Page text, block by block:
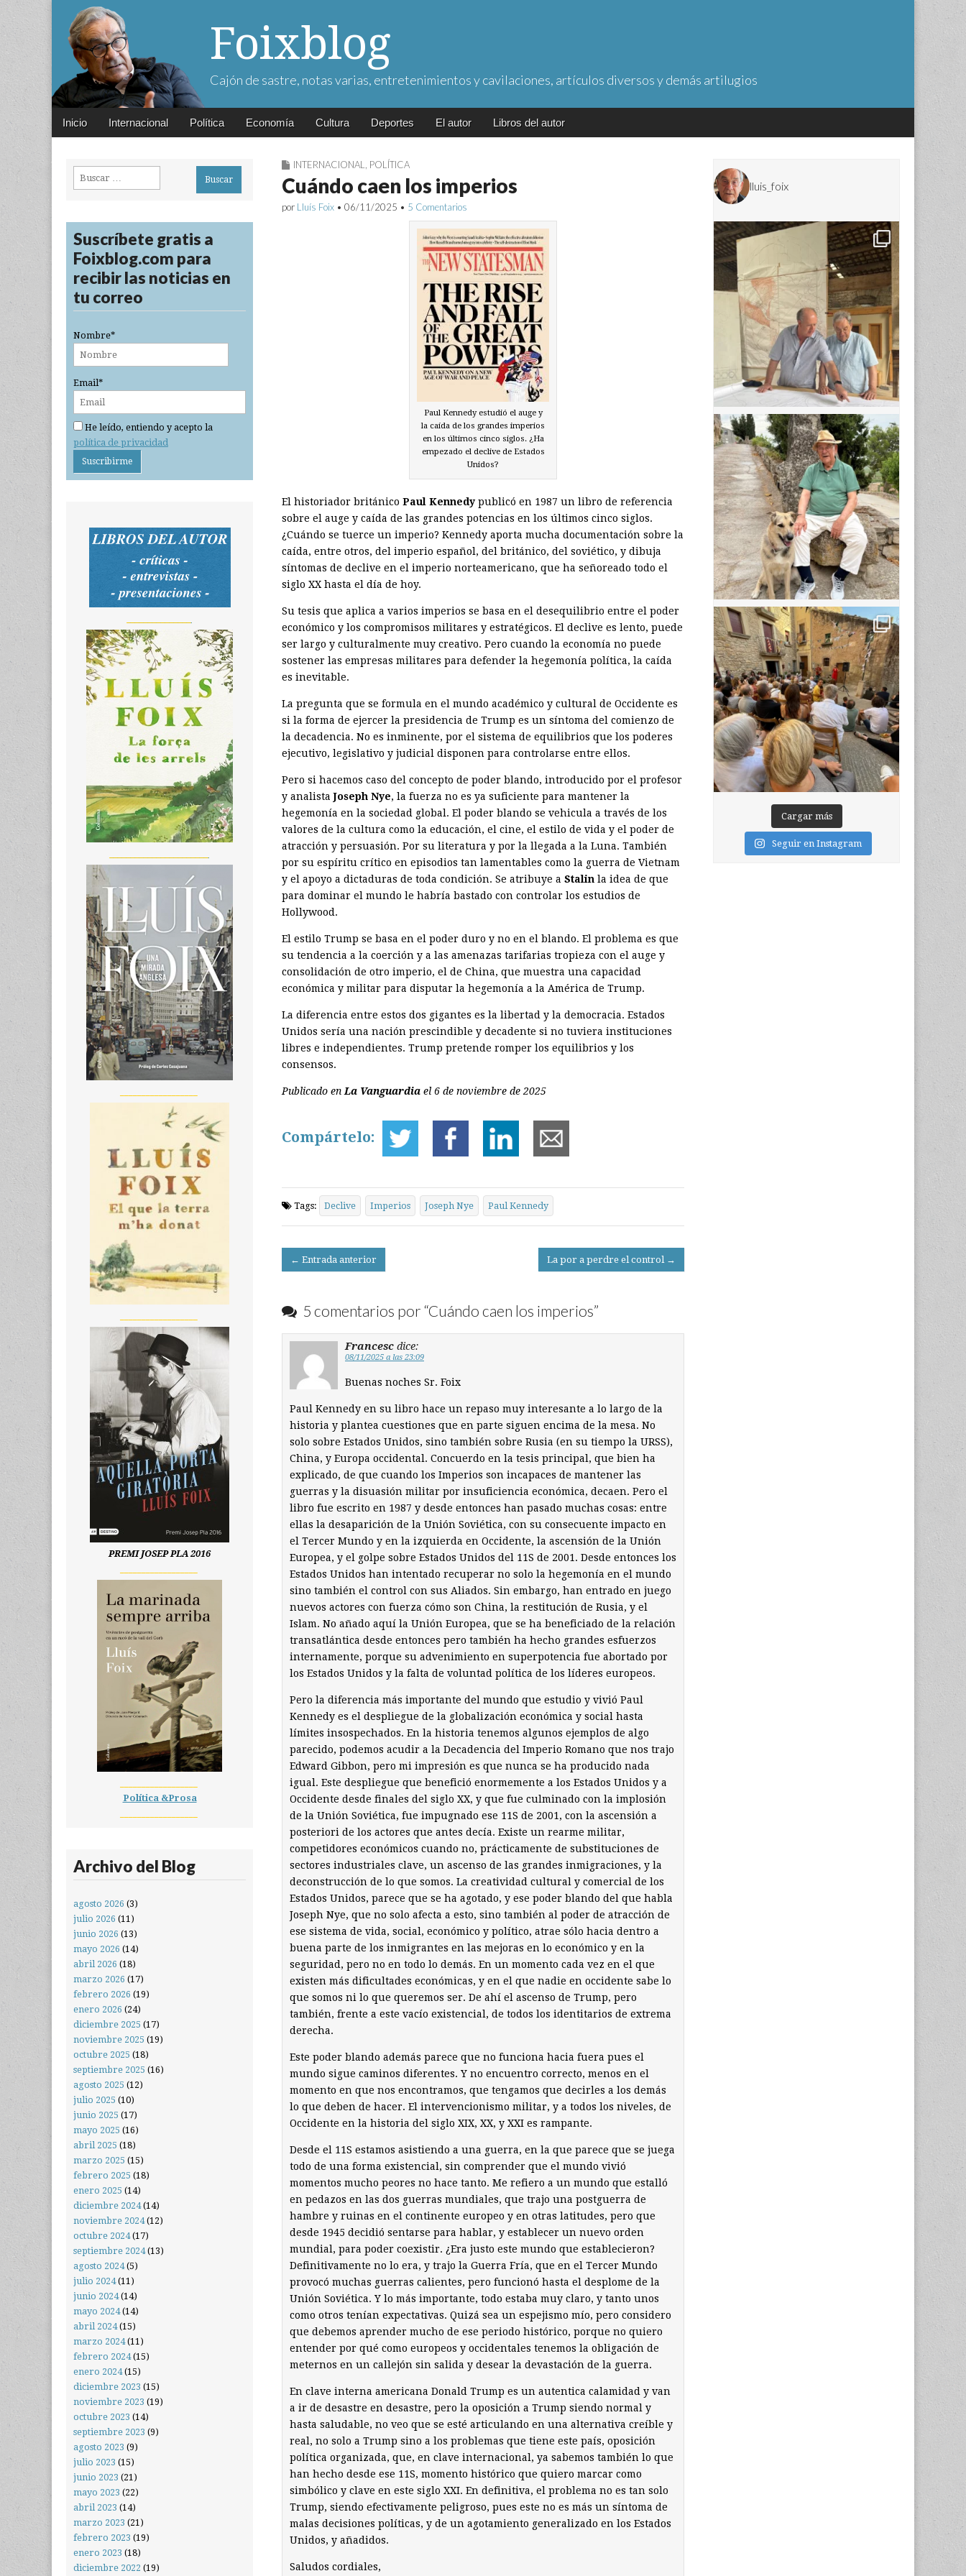
Foixblog
Cajón de sastre, notas varias, entretenimientos y cavilaciones, artículos diversos y demás artilugios
Main
Skip
Inicio Internacional Política Economía Cultura Deportes El autor Libros del autor
INTERNACIONAL POLÍTICA
Cuándo caen los imperios
por Lluís Foix • 06/11/2025 • 5 Comentarios
Paul Kennedy estudió el auge y
la caída de los grandes imperios
en los últimos cinco siglos. ¿Ha
empezado el declive de Estados
Unidos?
El historiador británico Paul Kennedypublicó en 1987 un libro de referencia
sobre el auge y caída de las grandes potencias en los últimos cinco siglos.
¿Cuándo se tuerce un imperio? Kennedy aporta mucha documentación sobre la
caída, entre otros, del imperio español, del británico, del soviético, y dibuja
síntomas de declive en el imperio norteamericano, que ha señoreado todo el
siglo XX hasta el día de hoy.
Su tesis que aplica a varios imperios se basa en el desequilibrio entre el poder
económico y los compromisos militares y estratégicos. El declive es lento, puede
ser largo y culturalmente muy creativo. Pero cuando la economía no puede
sostener las empresas militares para defender la hegemonía política, la caída
es inevitable.
La pregunta que se formula en el mundo académico y cultural de Occidente es
si la forma de ejercer la presidencia de Trump es un síntoma del comienzo de
la decadencia. No es inminente, por el sistema de equilibrios que los poderes
ejecutivo, legislativo y judicial disponen para controlarse entre ellos.
Pero si hacemos caso del concepto de poder blando, introducido por el profesor
y analistaJoseph Nye, la fuerza no es ya suficiente para mantener la
hegemonía en la sociedad global. El poder blando se vehicula a través de los
valores de la cultura como la educación, el cine, el estilo de vida y el poder de
atracción y persuasión. Por su literatura y por la llegada a la Luna. También
por su espíritu crítico en episodios tan lamentables como la guerra de Vietnam
y el apoyo a dictaduras de toda condición. Se atribuye a Stalin la idea de que
para dominar el mundo le habría bastado con controlar los estudios de
Hollywood.
El estilo Trump se basa en el poder duro y no en el blando. El problema es que
su tendencia a la coerción y a las amenazas tarifarias tropieza con el auge y
consolidación de otro imperio, el de China, que muestra una capacidad
económica y militar para disputar la hegemonía a la América de Trump.
La diferencia entre estos dos gigantes es la libertad y la democracia. Estados
Unidos sería una nación prescindible y decadente si no tuviera instituciones
libres e independientes. Trump pretende romper los equilibrios y los
consensos.
Publicado en La Vanguardia el 6 de noviembre de 2025
Compártelo:
Tags: Declive Imperios Joseph Nye Paul Kennedy
Post
navigation
← Entrada anterior La por a perdre el control →
5 comentarios por “Cuándo caen los imperios”
Francesc dice:
08/11/2025 a las 23:09
Buenas noches Sr. Foix
Paul Kennedy en su libro hace un repaso muy interesante a lo largo de la
historia y plantea cuestiones que en parte siguen encima de la mesa. No
solo sobre Estados Unidos, sino también sobre Rusia (en su tiempo la URSS),
China, y Europa occidental. Concuerdo en la tesis principal, que bien ha
explicado, de que cuando los Imperios son incapaces de mantener las
guerras y la disuasión militar por insuficiencia económica, decaen. Pero el
libro fue escrito en 1987 y desde entonces han pasado muchas cosas: entre
ellas la desaparición de la Unión Soviética, con su consecuente impacto en
el Tercer Mundo y en la izquierda en Occidente, la ascensión de la Unión
Europea, y el golpe sobre Estados Unidos del 11S de 2001. Desde entonces los
Estados Unidos han intentado recuperar no solo la hegemonía en el mundo
sino también el control con sus Aliados. Sin embargo, han entrado en juego
nuevos actores con fuerza cómo son China, la restitución de Rusia, y el
Islam. No añado aquí la Unión Europea, que se ha beneficiado de la relación
transatlántica desde entonces pero también ha hecho grandes esfuerzos
internamente, porque su advenimiento en superpotencia fue abortado por
los Estados Unidos y la falta de voluntad política de los líderes europeos.
Pero la diferencia más importante del mundo que estudio y vivió Paul
Kennedy es el despliegue de la globalización económica y social hasta
límites insospechados. En la historia tenemos algunos ejemplos de algo
parecido, podemos acudir a la Decadencia del Imperio Romano que nos trajo
Edward Gibbon, pero mi impresión es que nunca se ha producido nada
igual. Este despliegue que benefició enormemente a los Estados Unidos y a
Occidente desde finales del siglo XX, y que fue culminado con la implosión
de la Unión Soviética, fue impugnado ese 11S de 2001, con la ascensión a
posteriori de los actores que antes decía. Existe un rearme militar,
competidores económicos cuando no, prácticamente de substituciones de
sectores industriales clave, un ascenso de las grandes inmigraciones, y la
deconstrucción de lo que somos. La creatividad cultural y comercial de los
Estados Unidos, parece que se ha agotado, y ese poder blando del que habla
Joseph Nye, que no solo afecta a esto, sino también al poder de atracción de
ese sistema de vida, social, económico y político, atrae sólo hacia dentro a
buena parte de los inmigrantes en las mejoras en lo económico y en la
seguridad, pero no en todo lo demás. En un momento cada vez en el que
existen más dificultades económicas, y en el que nadie en occidente sabe lo
que somos ni lo que queremos ser. De ahí el ascenso de Trump, pero
también, frente a este vacío existencial, de todos los identitarios de extrema
derecha.
Este poder blando además parece que no funciona hacia fuera pues el
mundo sigue caminos diferentes. Y no encuentro correcto, menos en el
momento en que nos encontramos, que tengamos que decirles a los demás
lo que deben de hacer. El intervencionismo militar, y a todos los niveles, de
Occidente en la historia del siglo XIX, XX, y XXI es rampante.
Desde el 11S estamos asistiendo a una guerra, en la que parece que se juega
todo de una forma existencial, sin comprender que el mundo vivió
momentos mucho peores no hace tanto. Me refiero a un mundo que estalló
en pedazos en las dos guerras mundiales, que trajo una postguerra de
hambre y ruinas en el continente europeo y en otras latitudes, pero que
desde 1945 decidió sentarse para hablar, y establecer un nuevo orden
mundial, para poder coexistir. ¿Era justo este mundo que establecieron?
Definitivamente no lo era, y trajo la Guerra Fría, que en el Tercer Mundo
provocó muchas guerras calientes, pero funcionó hasta el desplome de la
Unión Soviética. Y lo más importante, todo estaba muy claro, y tanto unos
como otros tenían expectativas. Quizá sea un espejismo mío, pero considero
que debemos aprender mucho de ese periodo histórico, porque no quiero
entender por qué como europeos y occidentales tenemos la obligación de
meternos en un callejón sin salida y desear la devastación de la guerra.
En clave interna americana Donald Trump es un autentica calamidad y van
a ir de desastre en desastre, pero la oposición a Trump siendo normal y
hasta saludable, no veo que se esté articulando en una alternativa creíble y
real, no solo a Trump sino a los problemas que tiene este país, oposición
política organizada, que, en clave internacional, ya sabemos también lo que
han hecho desde ese 11S, momento histórico que quiero marcar como
simbólico y clave en este siglo XXI. En definitiva, el problema no es tan solo
Trump, siendo efectivamente peligroso, pues este no es más un síntoma de
malas decisiones políticas, y de un agotamiento generalizado en los Estados
Unidos, y añadidos.
Saludos cordiales,
Buscar:
Suscríbete gratis a
Foixblog.com para
recibir las noticias en
tu correo
Nombre*
Email*
He leído, entiendo y acepto la
política de privacidad
PREMI JOSEP PLA 2016
Política &Prosa
Archivo del Blog
agosto 2026 (3)
julio 2026 (11)
junio 2026 (13)
mayo 2026 (14)
abril 2026 (18)
marzo 2026 (17)
febrero 2026 (19)
enero 2026 (24)
diciembre 2025 (17)
noviembre 2025 (19)
octubre 2025 (18)
septiembre 2025 (16)
agosto 2025 (12)
julio 2025 (10)
junio 2025 (17)
mayo 2025 (16)
abril 2025 (18)
marzo 2025 (15)
febrero 2025 (18)
enero 2025 (14)
diciembre 2024(14)
noviembre 2024(12)
octubre 2024(17)
septiembre 2024(13)
agosto 2024(5)
julio 2024(11)
junio 2024(14)
mayo 2024(14)
abril 2024(15)
marzo 2024(11)
febrero 2024(15)
enero 2024(15)
diciembre 2023 (15)
noviembre 2023 (19)
octubre 2023 (14)
septiembre 2023 (9)
agosto 2023 (9)
julio 2023 (15)
junio 2023 (21)
mayo 2023 (22)
abril 2023 (14)
marzo 2023 (21)
febrero 2023 (19)
enero 2023 (18)
diciembre 2022 (19)
lluis_foix
Cargar más
Seguir en Instagram